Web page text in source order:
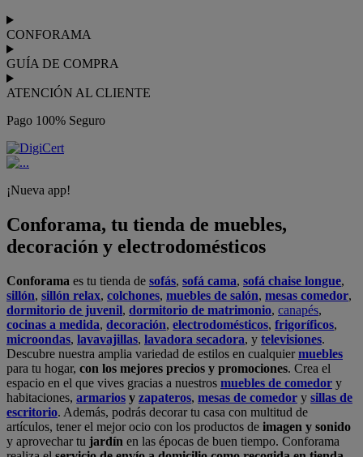
CONFORAMA
GUÍA DE COMPRA
ATENCIÓN AL CLIENTE
Pago 100% Seguro
¡Nueva app!
Conforama, tu tienda de muebles,
decoración y electrodomésticos
Conforama es tu tienda de sofás, sofá cama, sofá chaise longue,
sillón, sillón relax, colchones, muebles de salón, mesas comedor,
dormitorio de juvenil, dormitorio de matrimonio, canapés,
cocinas a medida, decoración, electrodomésticos, frigoríficos,
microondas, lavavajillas, lavadora secadora, y televisiones.
Descubre nuestra amplia variedad de estilos en cualquiermuebles
para tu hogar, con los mejores precios y promociones. Crea el
espacio en el que vives gracias a nuestros muebles de comedor y
habitaciones, armarios y zapateros, mesas de comedor y sillas de
escritorio. Además, podrás decorar tu casa con multitud de
artículos, tener el mejor ocio con los productos de imagen y sonido
y aprovechar tu jardín en las épocas de buen tiempo. Conforama